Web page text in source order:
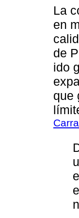
La
en
de
ido
que